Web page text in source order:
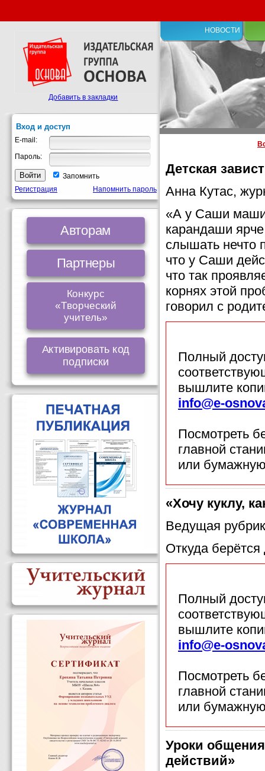
НОВОСТИ
Детская
Анна Кутас,
«А у Саши
карандаши
слышать нечто
что у Саши
что так
корнях этой
говорил с
Полный
вышлите
info@e-
Посмотреть
главной
или
«Хочу куклу,
Ведущая
Откуда берётся
Полный
вышлите
info@e-
Посмотреть
главной
или
Уроки
действий»
Добавить в закладки
Вход и доступ
E-mail:
Пароль:
Запомнить
Регистрация
Напомнить пароль
Авторам
Партнеры
Конкурс
«Творческий
учитель»
Активировать код
подписки